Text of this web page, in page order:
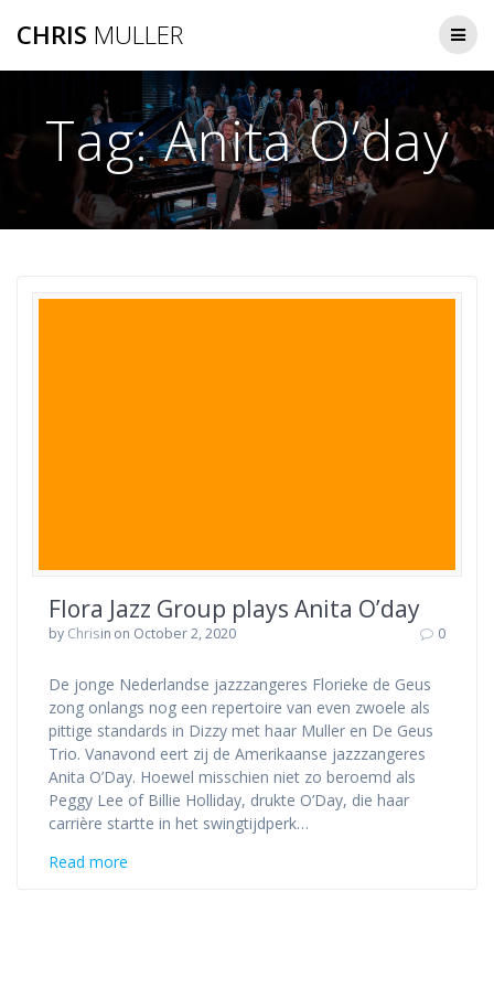
CHRIS MULLER
Tag:Anita O’day
Flora Jazz Group plays Anita O’day
by Chrisin on October 2, 2020 0
De jonge Nederlandse jazzzangeres Florieke de Geus
zong onlangs nog een repertoire van even zwoele als
pittige standards in Dizzy met haar Muller en De Geus
Trio. Vanavond eert zij de Amerikaanse jazzzangeres
Anita O’Day. Hoewel misschien niet zo beroemd als
Peggy Lee of Billie Holliday, drukte O’Day, die haar
carrière startte in het swingtijdperk…
Read more